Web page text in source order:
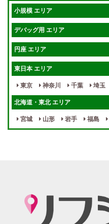
短期OK
週1～OK
宿泊相談可
指名料100％バック！
女性スタッフがいる！
週１～OK
週1日～OK
小規模 エリア
デバッグ用 エリア
円座 エリア
東日本 エリア
東京 神奈川 千葉 埼玉
北海道・東北 エリア
宮城 山形 岩手 福島
大阪 兵庫 滋賀
九州・沖縄 エリア